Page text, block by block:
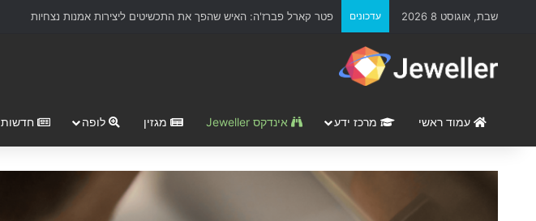
שבת, אוגוסט 8 2026 עדכונים פטר קארל פברז'ה: האיש שהפך את התכשיטים ליצירות אמנות נצחיות
עמוד ראשי מרכז ידע אינדקס Jeweller מגזין לופה חדשות